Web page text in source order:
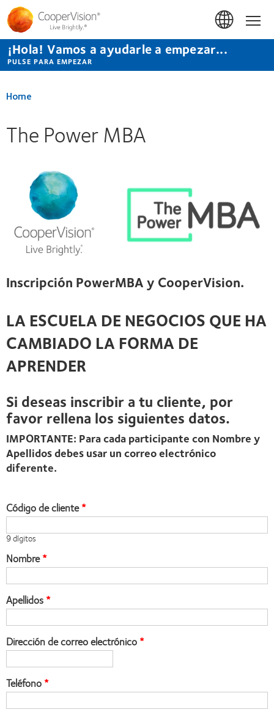
Pasar
contenido
principal
¡Hola! Vamos a ayudarle a empezar...
PULSE PARA EMPEZAR
Home
The Power MBA
Inscripción PowerMBA y CooperVision.
LA ESCUELA DE NEGOCIOS QUE HA
CAMBIADO LA FORMA DE
APRENDER
Si deseas inscribir a tu cliente, por
favor rellena los siguientes datos.
IMPORTANTE: Para cada participante con Nombre y
Apellidos debes usar un correo electrónico
diferente.
Código de cliente
9 dígitos
Nombre
Apellidos
Dirección de correo electrónico
Teléfono